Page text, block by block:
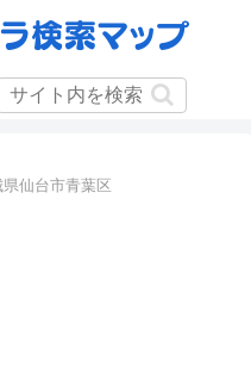
県仙台市青葉区